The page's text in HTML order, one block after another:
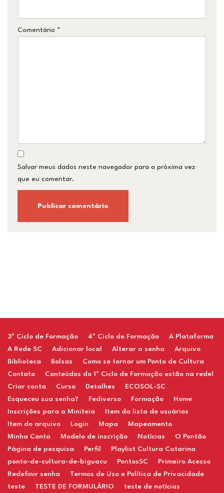
Comentário *
Salvar meus dados neste navegador para a próxima vez
que eu comentar.
3º Ciclo de Formação 4º Ciclo de Formação
A Plataforma
A Rede SC
Adicionar local Alterar a senha
Arquivo
Biblioteca
Bolsas
Como se tornar um Ponto de Cultura
Contato
Conteúdos do 1º Ciclo de Formação estão na rede!
Criar conta
Curso Detalhes
ECOSOL-SC
Esqueceu sua senha?
Fediverso Formação
Home
Inscrições para a Miniteia
Item da lista de usuários
Item do arquivo
Login Mapa
Mapeamento
Minha Conta
Modelo de inscrição Notícias
O Pontão
Página de pesquisa
Perfil
Playlist Cultura Catarina
ponto-de-cultura-de-biguacu
PontosSC
Primeiro Acesso
Redefinir senha
Termos de Uso e Política de Privacidade
teste
TESTE DE FORMULÁRIO teste de notícias